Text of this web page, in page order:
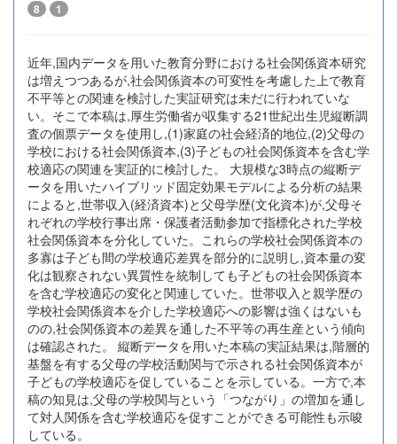
8 1
近年,国内データを用いた教育分野における社会関係資本研究
は増えつつあるが,社会関係資本の可変性を考慮した上で教育
不平等との関連を検討した実証研究は未だに行われていな
い。そこで本稿は,厚生労働省が収集する21世紀出生児縦断調
査の個票データを使用し,(1)家庭の社会経済的地位,(2)父母の
学校における社会関係資本,(3)子どもの社会関係資本を含む学
校適応の関連を実証的に検討した。 大規模な3時点の縦断デ
ータを用いたハイブリッド固定効果モデルによる分析の結果
によると,世帯収入(経済資本)と父母学歴(文化資本)が,父母そ
れぞれの学校行事出席・保護者活動参加で指標化された学校
社会関係資本を分化していた。これらの学校社会関係資本の
多寡は子ども間の学校適応差異を部分的に説明し,資本量の変
化は観察されない異質性を統制しても子どもの社会関係資本
を含む学校適応の変化と関連していた。世帯収入と親学歴の
学校社会関係資本を介した学校適応への影響は強くはないも
のの,社会関係資本の差異を通した不平等の再生産という傾向
は確認された。 縦断データを用いた本稿の実証結果は,階層的
基盤を有する父母の学校活動関与で示される社会関係資本が
子どもの学校適応を促していることを示している。一方で,本
稿の知見は,父母の学校関与という「つながり」の増加を通し
て対人関係を含む学校適応を促すことができる可能性も示唆
している。